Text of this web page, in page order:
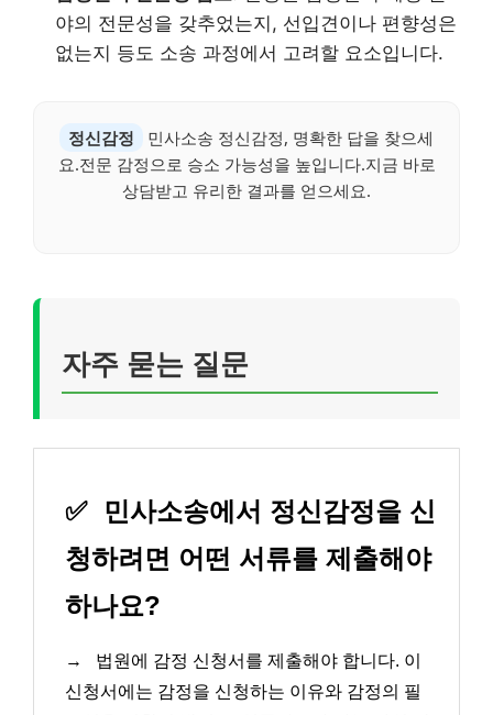
야의 전문성을 갖추었는지, 선입견이나 편향성은
없는지 등도 소송 과정에서 고려할 요소입니다.
정신감정
민사소송 정신감정, 명확한 답을 찾으세
요.전문 감정으로 승소 가능성을 높입니다.지금 바로
상담받고 유리한 결과를 얻으세요.
자주 묻는 질문
✅
민사소송에서 정신감정을 신
청하려면 어떤 서류를 제출해야
하나요?
→
법원에 감정 신청서를 제출해야 합니다. 이
신청서에는 감정을 신청하는 이유와 감정의 필